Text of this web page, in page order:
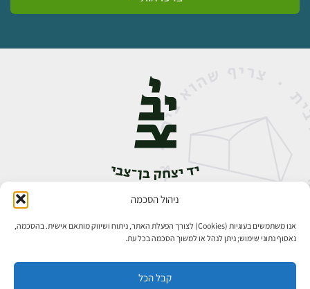
ניהול הסכמה
אנו משתמשים בעוגיות (Cookies) לצורך הפעלת האתר, ניתוח ושיווק מותאם אישית. בהסכמה,
נאסוף נתוני שימוש; ניתן לנהל או למשוך הסכמה בכל עת.
קבל הכל
אבן גבירול 14, רחביה, ירושלים